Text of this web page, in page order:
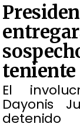
teniente
​El
Dayonis